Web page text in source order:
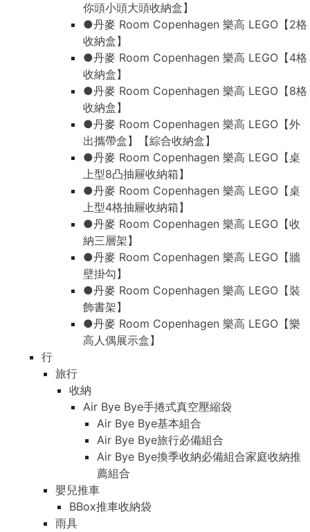
你頭小頭大頭收納盒】
●丹麥 Room Copenhagen 樂高 LEGO【2格
收納盒】
●丹麥 Room Copenhagen 樂高 LEGO【4格
收納盒】
●丹麥 Room Copenhagen 樂高 LEGO【8格
收納盒】
●丹麥 Room Copenhagen 樂高 LEGO【外
出攜帶盒】【綜合收納盒】
●丹麥 Room Copenhagen 樂高 LEGO【桌
上型8凸抽屜收納箱】
●丹麥 Room Copenhagen 樂高 LEGO【桌
上型4格抽屜收納箱】
●丹麥 Room Copenhagen 樂高 LEGO【收
納三層架】
●丹麥 Room Copenhagen 樂高 LEGO【牆
壁掛勾】
●丹麥 Room Copenhagen 樂高 LEGO【裝
飾書架】
●丹麥 Room Copenhagen 樂高 LEGO【樂
高人偶展示盒】
行
旅行
收納
Air Bye Bye手捲式真空壓縮袋
Air Bye Bye基本組合
Air Bye Bye旅行必備組合
Air Bye Bye換季收納必備組合家庭收納推
薦組合
嬰兒推車
BBox推車收納袋
雨具